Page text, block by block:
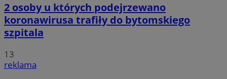
2 osoby u których podejrzewano
koronawirusa trafiły do bytomskiego
szpitala
13
reklama